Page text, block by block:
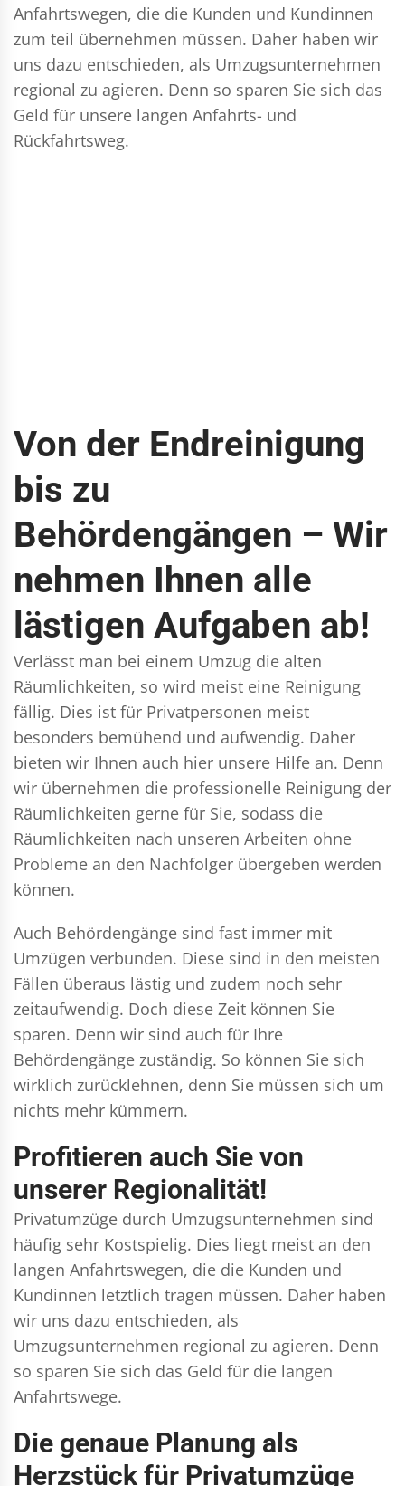
Anfahrtswegen, die die Kunden und Kundinnen
zum teil übernehmen müssen. Daher haben wir
uns dazu entschieden, als Umzugsunternehmen
regional zu agieren. Denn so sparen Sie sich das
Geld für unsere langen Anfahrts- und
Rückfahrtsweg.
Von der Endreinigung
bis zu
Behördengängen – Wir
nehmen Ihnen alle
lästigen Aufgaben ab!
Verlässt man bei einem Umzug die alten
Räumlichkeiten, so wird meist eine Reinigung
fällig. Dies ist für Privatpersonen meist
besonders bemühend und aufwendig. Daher
bieten wir Ihnen auch hier unsere Hilfe an. Denn
wir übernehmen die professionelle Reinigung der
Räumlichkeiten gerne für Sie, sodass die
Räumlichkeiten nach unseren Arbeiten ohne
Probleme an den Nachfolger übergeben werden
können.
Auch Behördengänge sind fast immer mit
Umzügen verbunden. Diese sind in den meisten
Fällen überaus lästig und zudem noch sehr
zeitaufwendig. Doch diese Zeit können Sie
sparen. Denn wir sind auch für Ihre
Behördengänge zuständig. So können Sie sich
wirklich zurücklehnen, denn Sie müssen sich um
nichts mehr kümmern.
Profitieren auch Sie von
unserer Regionalität!
Privatumzüge durch Umzugsunternehmen sind
häufig sehr Kostspielig. Dies liegt meist an den
langen Anfahrtswegen, die die Kunden und
Kundinnen letztlich tragen müssen. Daher haben
wir uns dazu entschieden, als
Umzugsunternehmen regional zu agieren. Denn
so sparen Sie sich das Geld für die langen
Anfahrtswege.
Die genaue Planung als
Herzstück für Privatumzüge